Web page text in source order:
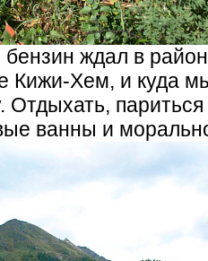
ждал в
Кижи-Хем, и куда
Отдыхать,
ванны и